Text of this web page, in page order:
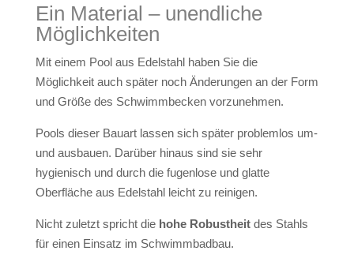
Ein Material – unendliche
Möglichkeiten
Mit einem Pool aus Edelstahl haben Sie die
Möglichkeit auch später noch Änderungen an der Form
und Größe des Schwimmbecken vorzunehmen.
Pools dieser Bauart lassen sich später problemlos um-
und ausbauen. Darüber hinaus sind sie sehr
hygienisch und durch die fugenlose und glatte
Oberfläche aus Edelstahl leicht zu reinigen.
Nicht zuletzt spricht die hohe Robustheitdes Stahls
für einen Einsatz im Schwimmbadbau.